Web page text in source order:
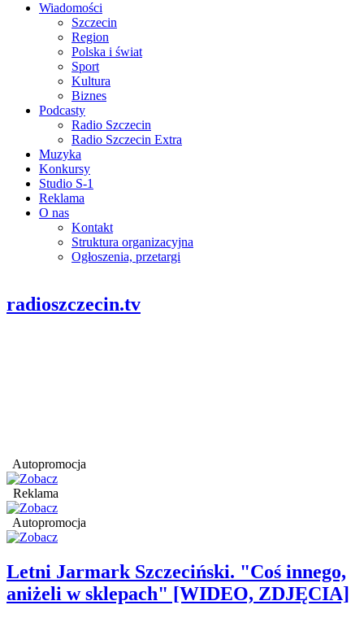
Wiadomości
Szczecin
Region
Polska i świat
Sport
Kultura
Biznes
Podcasty
Radio Szczecin
Radio Szczecin Extra
Muzyka
Konkursy
Studio S-1
Reklama
O nas
Kontakt
Struktura organizacyjna
Ogłoszenia, przetargi
radioszczecin.tv
Autopromocja
Reklama
Autopromocja
Letni Jarmark Szczeciński. "Coś innego,
aniżeli w sklepach" [WIDEO, ZDJĘCIA]